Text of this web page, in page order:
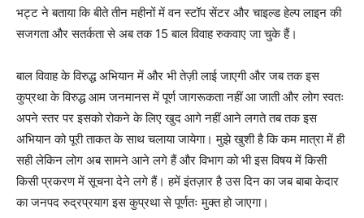
भट्ट ने बताया कि बीते तीन महीनों में वन स्टॉप सेंटर और चाइल्ड हेल्प लाइन की
सजगता और सतर्कता से अब तक 15 बाल विवाह रुकवाए जा चुके हैं।
बाल विवाह के विरुद्ध अभियान में और भी तेज़ी लाई जाएगी और जब तक इस
कुप्रथा के विरुद्ध आम जनमानस में पूर्ण जागरूकता नहीं आ जाती और लोग स्वतः
अपने स्तर पर इसको रोकने के लिए खुद आगे नहीं आने लगते तब तक इस
अभियान को पूरी ताकत के साथ चलाया जायेगा। मुझे खुशी है कि कम मात्रा में ही
सही लेकिन लोग अब सामने आने लगे हैं और विभाग को भी इस विषय में किसी
किसी प्रकरण में सूचना देने लगे हैं। हमें इंतज़ार है उस दिन का जब बाबा केदार
का जनपद रुद्रप्रयाग इस कुप्रथा से पूर्णतः मुक्त हो जाएगा।